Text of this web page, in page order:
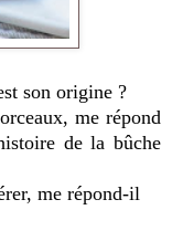
son origine ?
me répond
de la bûche
me répond-il